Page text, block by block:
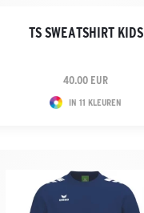
TS SWEATSHIRT KIDS
40.00 EUR
IN 11 KLEUREN